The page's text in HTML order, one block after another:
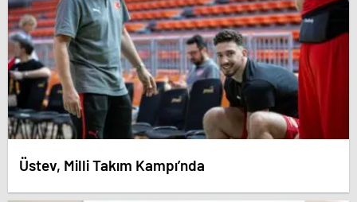
Üstev, Milli Takım Kampı’nda